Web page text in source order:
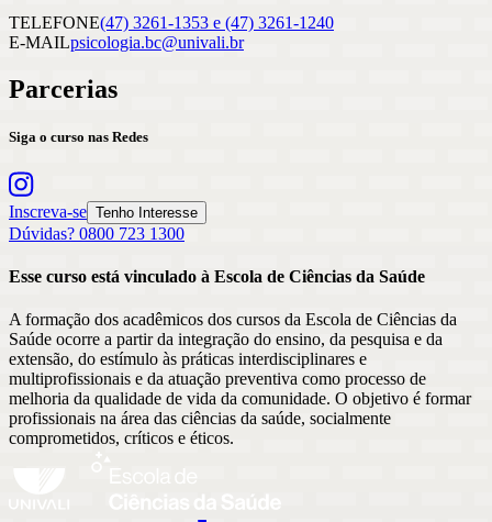
TELEFONE(47) 3261-1353 e (47) 3261-1240
E-MAILpsicologia.bc@univali.br
Parcerias
Siga o curso nas Redes
Inscreva-se Tenho Interesse
Dúvidas? 0800 723 1300
Esse curso está vinculado à Escola de Ciências da Saúde
A formação dos acadêmicos dos cursos da Escola de Ciências da
Saúde ocorre a partir da integração do ensino, da pesquisa e da
extensão, do estímulo às práticas interdisciplinares e
multiprofissionais e da atuação preventiva como processo de
melhoria da qualidade de vida da comunidade. O objetivo é formar
profissionais na área das ciências da saúde, socialmente
comprometidos, críticos e éticos.